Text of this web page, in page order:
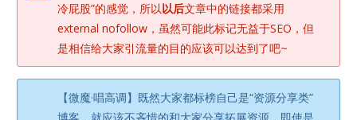
冷屁股”的感觉，所以以后文章中的链接都采用
external nofollow，虽然可能此标记无益于SEO，但
是相信给大家引流量的目的应该可以达到了吧~
【微魔·唱高调】既然大家都标榜自己是“资源分享类”